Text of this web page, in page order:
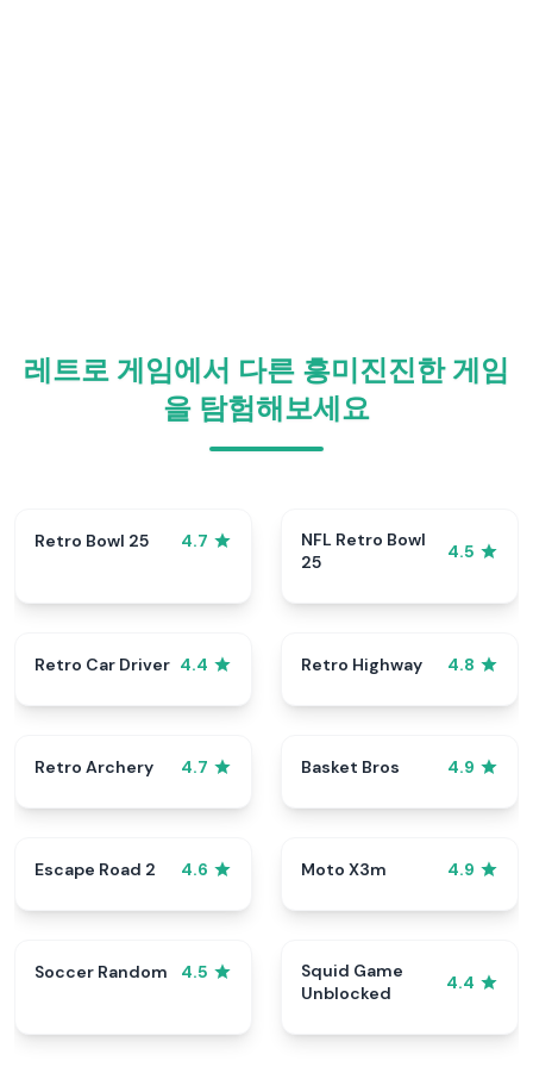
레트로 게임에서 다른 흥미진진한 게임
을 탐험해보세요
Retro Bowl 25 4.7
NFL Retro Bowl
25
4.5
Retro Car Driver 4.4 Retro Highway 4.8
Retro Archery 4.7 Basket Bros 4.9
Escape Road 2 4.6 Moto X3m 4.9
Soccer Random 4.5
Squid Game
Unblocked
4.4